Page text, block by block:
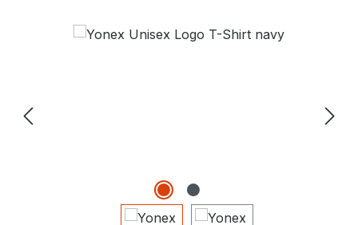
Bildergalerie überspringen